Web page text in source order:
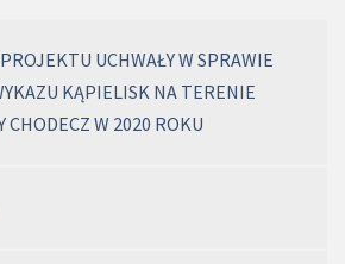
UCHWAŁY W SPRAWIE
KĄPIELISK NA TERENIE
CHODECZ W 2020 ROKU